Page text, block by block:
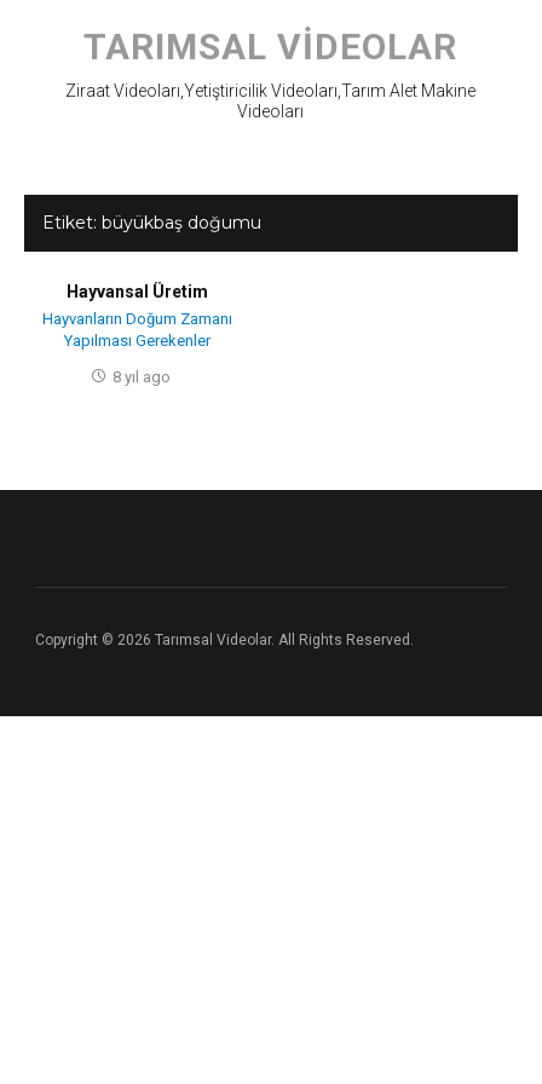
content
TARIMSAL VIDEOLAR
Ziraat Videoları,Yetiştiricilik Videoları,Tarım Alet Makine
Videoları
Etiket: büyükbaş doğumu
Hayvansal Üretim
Hayvanların Doğum Zamanı
Yapılması Gerekenler
8 yıl ago
Copyright © 2026 Tarımsal Videolar. All Rights Reserved.